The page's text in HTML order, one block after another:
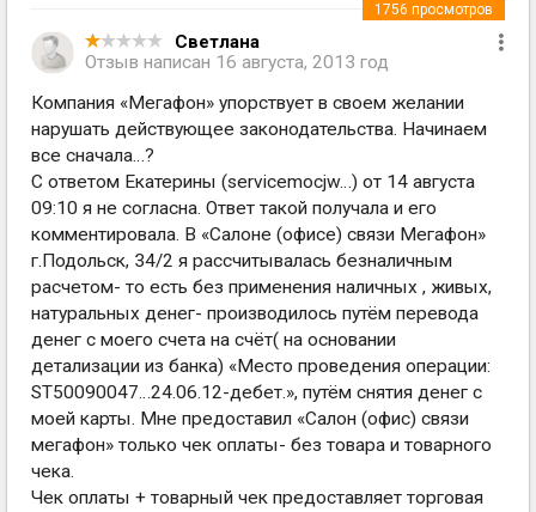
Светлана
Отзыв написан 16 августа, 2013 год
1756 просмотров
Компания «Мегафон» упорствует в своем желании
нарушать действующее законодательства. Начинаем
все сначала…?
С ответом Екатерины (servicemocjw…) от 14 августа
09:10 я не согласна. Ответ такой получала и его
комментировала. В «Салоне (офисе) связи Мегафон»
г.Подольск, 34/2 я рассчитывалась безналичным
расчетом- то есть без применения наличных , живых,
натуральных денег- производилось путём перевода
денег с моего счета на счёт( на основании
детализации из банка) «Место проведения операции:
ST50090047…24.06.12-дебет.», путём снятия денег с
моей карты. Мне предоставил «Салон (офис) связи
мегафон» только чек оплаты- без товара и товарного
чека.
Чек оплаты + товарный чек предоставляет торговая